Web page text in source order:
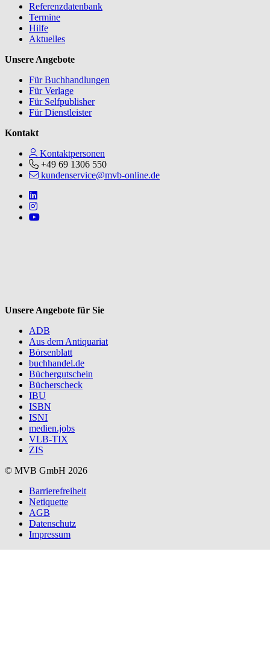
Referenzdatenbank
Termine
Hilfe
Aktuelles
Unsere Angebote
Für Buchhandlungen
Für Verlage
Für Selfpublisher
Für Dienstleister
Kontakt
Kontaktpersonen
+49 69 1306 550
kundenservice@mvb-online.de
Follow us on https://www.linkedin.com/company/mvbbooks
Follow us on https://www.instagram.com/lifeatmvb/
Follow us on https://www.youtube.com/@mvbbooks
Unsere Angebote für Sie
ADB
Aus dem Antiquariat
Börsenblatt
buchhandel.de
Büchergutschein
Bücherscheck
IBU
ISBN
ISNI
medien.jobs
VLB-TIX
ZIS
© MVB GmbH 2026
Barrierefreiheit
Netiquette
AGB
Datenschutz
Impressum